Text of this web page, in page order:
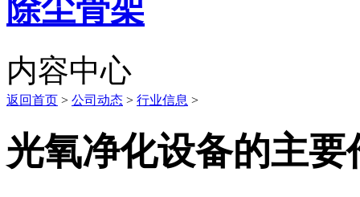
除尘骨架
内容中心
返回首页 > 公司动态 > 行业信息 >
光氧净化设备的主要